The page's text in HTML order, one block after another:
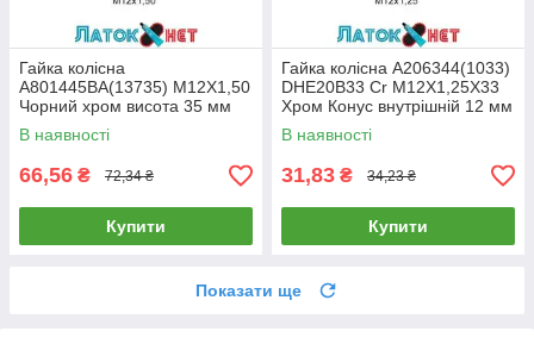
Гайка колісна
A801445BA(13735) M12X1,50
Чорний хром висота 35 мм
Конус з виступом закритий
ключ 19 мм
В наявності
66,56 ₴ 72,34 ₴
Купити
Гайка колісна A206344(1033)
DHE20B33 Cr M12X1,25X33
Хром Конус внутрішній 12 мм
шестигранник діаметр 20 мм
В наявності
31,83 ₴ 34,23 ₴
Купити
Показати ще